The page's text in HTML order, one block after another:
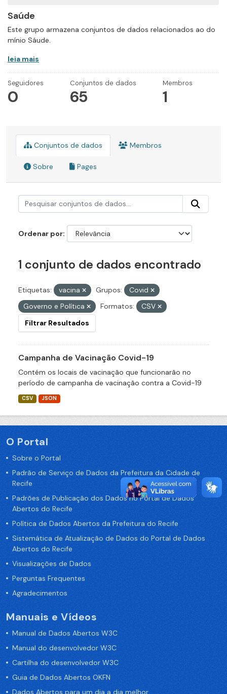
Saúde
Este grupo armazena conjuntos de dados relacionados ao do
mínio Sáude.
leia mais
Seguidores
0
Conjuntos de dados
65
Membros
1
Conjuntos de dados Membros
Sobre Pages
Ordenar por
1 conjunto de dados encontrado
Etiquetas: vacina Grupos:
Covid
Governo e Política
Formatos:
CSV
Filtrar Resultados
Campanha de Vacinação Covid-19
Contém os locais de vacinação que funcionarão no
período de campanha de vacinação contra a Covid-19
CSV JSON
O Portal
Sobre o Portal
Padrão de Serviço de Dados da Prefeitura da Cidade de
Recife
Padrões de Publicação dos Dados no Portal de Dados
Abertos do Recife
Política de Dados Abertos da Prefeitura do Recife
Sistemática de Atualização de Dados do Portal de Dados
Abertos do Recife
Visualizações de Dados
Perguntas Frequentes
Agradecimentos
Manuais e Vídeos
Manual de Dados Abertos W3C
Manual do desenvolvedor W3C
Cartilha do desenvolvedor W3C
Guia de Dados Abertos OKFN
Dados Abertos para um dia a dia melhor